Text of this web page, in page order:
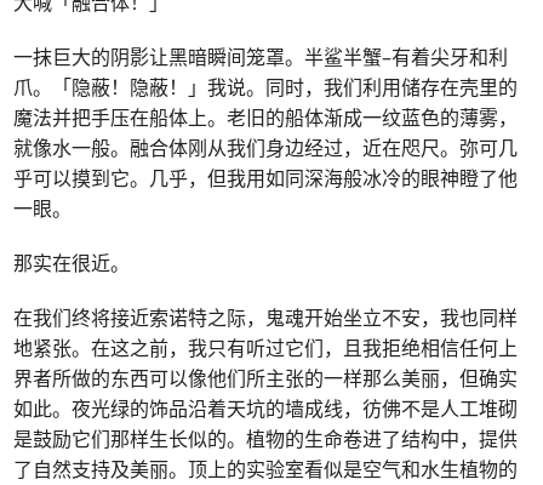
一抹巨大的阴影让黑暗瞬间笼罩。半鲨半蟹–有着尖牙和利
爪。「隐蔽！隐蔽！」我说。同时，我们利用储存在壳里的
魔法并把手压在船体上。老旧的船体渐成一纹蓝色的薄雾，
就像水一般。融合体刚从我们身边经过，近在咫尺。弥可几
乎可以摸到它。几乎，但我用如同深海般冰冷的眼神瞪了他
一眼。
那实在很近。
在我们终将接近索诺特之际，鬼魂开始坐立不安，我也同样
地紧张。在这之前，我只有听过它们，且我拒绝相信任何上
界者所做的东西可以像他们所主张的一样那么美丽，但确实
如此。夜光绿的饰品沿着天坑的墙成线，彷佛不是人工堆砌
是鼓励它们那样生长似的。植物的生命卷进了结构中，提供
了自然支持及美丽。顶上的实验室看似是空气和水生植物的